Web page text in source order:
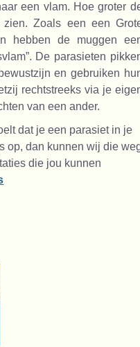
een vlam. Hoe groter
Zoals een een
hebben de muggen
De parasieten
en gebruiken
rechtstreeks via je
van een ander.
dat je een parasiet in je
op, dan kunnen wij die
die jou kunnen